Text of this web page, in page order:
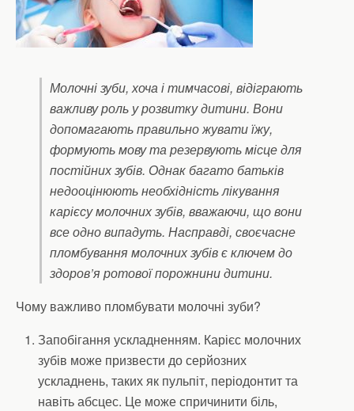
Молочні зуби, хоча і тимчасові, відіграють
важливу роль у розвитку дитини. Вони
допомагають правильно жувати їжу,
формують мову та резервують місце для
постійних зубів. Однак багато батьків
недооцінюють необхідність лікування
карієсу молочних зубів, вважаючи, що вони
все одно випадуть. Насправді, своєчасне
пломбування молочних зубів є ключем до
здоров’я ротової порожнини дитини.
Чому важливо пломбувати молочні зуби?
Запобігання ускладненням. Карієс молочних
зубів може призвести до серйозних
ускладнень, таких як пульпіт, періодонтит та
навіть абсцес. Це може спричинити біль,